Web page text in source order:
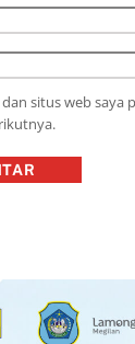
situs web saya